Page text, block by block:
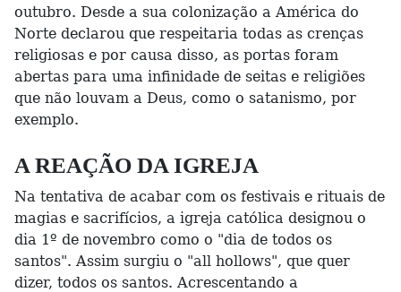
outubro. Desde a sua colonização a América do
Norte declarou que respeitaria todas as crenças
religiosas e por causa disso, as portas foram
abertas para uma infinidade de seitas e religiões
que não louvam a Deus, como o satanismo, por
exemplo.
A REAÇÃO DA IGREJA
Na tentativa de acabar com os festivais e rituais de
magias e sacrifícios, a igreja católica designou o
dia 1º de novembro como o "dia de todos os
santos". Assim surgiu o "all hollows", que quer
dizer, todos os santos. Acrescentando a